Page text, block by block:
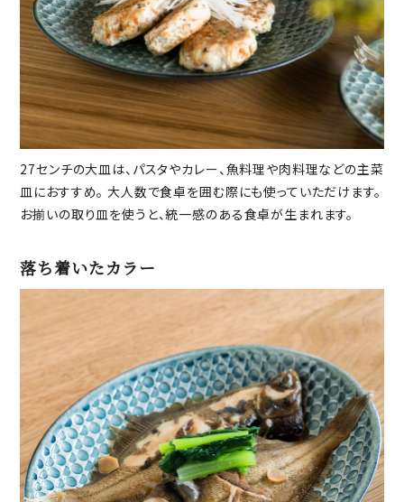
27センチの大皿は、パスタやカレー、魚料理や肉料理などの主菜
皿におすすめ。 大人数で食卓を囲む際にも使っていただけます。
お揃いの取り皿を使うと、統一感のある食卓が生まれます。
落ち着いたカラー